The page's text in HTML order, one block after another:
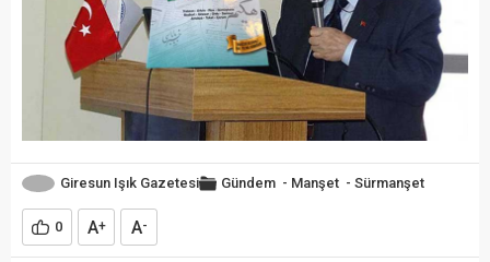
Giresun Işık Gazetesi Gündem - Manşet - Sürmanşet
0 A+ A-